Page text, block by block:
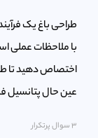
طراحی باغ یک
با ملاحظات عملی
اختصاص دهید تا
عین حال پتانسیل
۳ سوال پرتکرار